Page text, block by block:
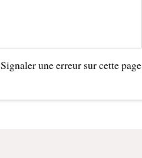
Signaler une erreur sur cette page